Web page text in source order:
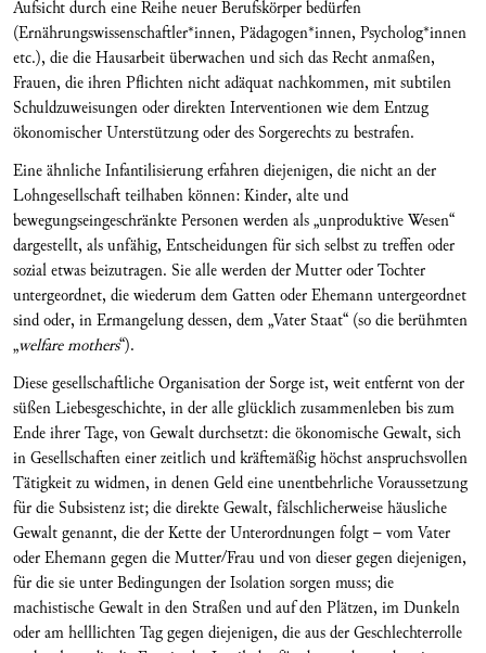
Aufsicht durch eine Reihe neuer Berufskörper bedürfen
(Ernährungswissenschaftler*innen, Pädagogen*innen, Psycholog*innen
etc.), die die Hausarbeit überwachen und sich das Recht anmaßen,
Frauen, die ihren Pflichten nicht adäquat nachkommen, mit subtilen
Schuldzuweisungen oder direkten Interventionen wie dem Entzug
ökonomischer Unterstützung oder des Sorgerechts zu bestrafen.
Eine ähnliche Infantilisierung erfahren diejenigen, die nicht an der
Lohngesellschaft teilhaben können: Kinder, alte und
bewegungseingeschränkte Personen werden als „unproduktive Wesen“
dargestellt, als unfähig, Entscheidungen für sich selbst zu treffen oder
sozial etwas beizutragen. Sie alle werden der Mutter oder Tochter
untergeordnet, die wiederum dem Gatten oder Ehemann untergeordnet
sind oder, in Ermangelung dessen, dem „Vater Staat“ (so die berühmten
„welfare mothers“).
Diese gesellschaftliche Organisation der Sorge ist, weit entfernt von der
süßen Liebesgeschichte, in der alle glücklich zusammenleben bis zum
Ende ihrer Tage, von Gewalt durchsetzt: die ökonomische Gewalt, sich
in Gesellschaften einer zeitlich und kräftemäßig höchst anspruchsvollen
Tätigkeit zu widmen, in denen Geld eine unentbehrliche Voraussetzung
für die Subsistenz ist; die direkte Gewalt, fälschlicherweise häusliche
Gewalt genannt, die der Kette der Unterordnungen folgt – vom Vater
oder Ehemann gegen die Mutter/Frau und von dieser gegen diejenigen,
für die sie unter Bedingungen der Isolation sorgen muss; die
machistische Gewalt in den Straßen und auf den Plätzen, im Dunkeln
oder am helllichten Tag gegen diejenigen, die aus der Geschlechterrolle